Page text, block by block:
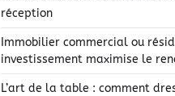
réception
Immobilier commercial ou
investissement maximise le
L’art de la table : comment